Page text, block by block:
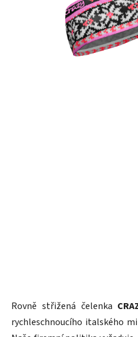
Rovně střižená čelenka
rychleschnoucího italského